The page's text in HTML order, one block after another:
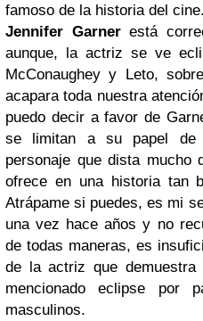
famoso de la historia del cine.
Jennifer Garnerestá
aunque, la actriz se ve
McConaughey y Leto,
acapara toda nuestra
puedo decir a favor de
se limitan a su papel de
personaje que dista
ofrece en una historia tan
Atrápame si puedes, es mi
una vez hace años y no
de todas maneras, es
de la actriz que
mencionado eclipse por
masculinos.